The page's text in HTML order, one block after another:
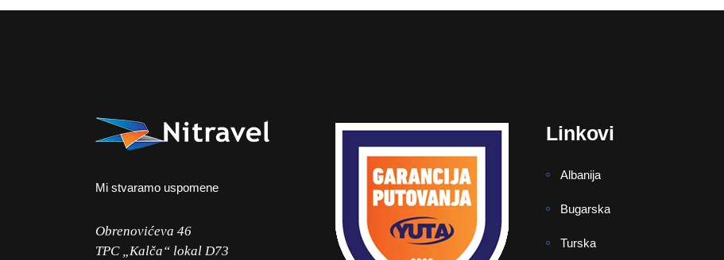
Mi stvaramo uspomene
Obrenovićeva 46
TPC „Kalča“ lokal D73
Linkovi
Albanija
Bugarska
Turska